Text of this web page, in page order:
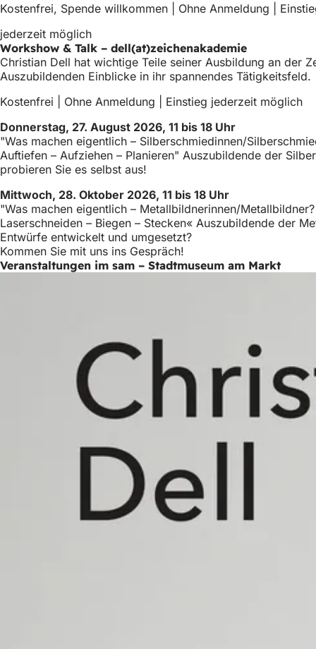
Kostenfrei, Spende willkommen | Ohne Anmeldung |
jederzeit möglich
Workshow & Talk – dell(at)zeichenakademie
Christian Dell hat wichtige Teile seiner Ausbildung an der
Auszubildenden Einblicke in ihr spannendes Tätigkeitsfeld.
Kostenfrei | Ohne Anmeldung | Einstieg jederzeit möglich
Donnerstag, 27. August 2026, 11 bis 18 Uhr
"Was machen eigentlich – Silberschmiedinnen/
Auftiefen – Aufziehen – Planieren" Auszubildende der
probieren Sie es selbst aus!
Mittwoch, 28. Oktober 2026, 11 bis 18 Uhr
"Was machen eigentlich – Metallbildnerinnen/Metallbildner?
Laserschneiden – Biegen – Stecken« Auszubildende der
Entwürfe entwickelt und umgesetzt?
Kommen Sie mit uns ins Gespräch!
Veranstaltungen im sam – Stadtmuseum am Markt